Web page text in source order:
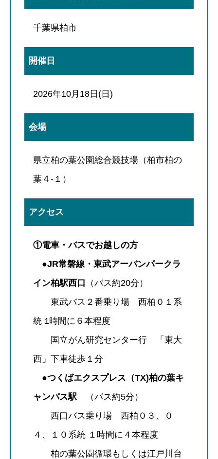
千葉県柏市
開催日
2026年10月18日(日)
会場
県立柏の葉公園総合競技場（柏市柏の
葉４-１）
アクセス
①電車・バスでお越しの方
●JR常磐線・東武アーバンパークラ
イン柏駅西口 （バス約20分）
東武バス２番乗り場 西柏０１系
統 1時間に６本程度
国立がん研究センター行 「東大
西」下車徒歩１分
●つくばエクスプレス（TX)柏の葉キ
ャンパス駅 （バス約5分）
西口バス乗り場 西柏０３、０
４、１０系統 １時間に４本程度
柏の葉公園循環もしくは江戸川台